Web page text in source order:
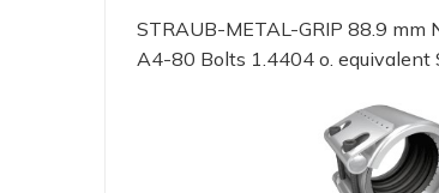
STRAUB-METAL-GRIP 88.9 mm
A4-80 Bolts 1.4404 o. equivalent